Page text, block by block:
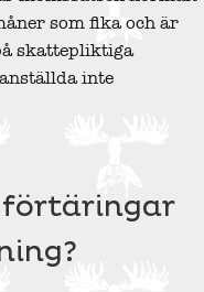
som fika och är
skattepliktiga
inte
förtäringar